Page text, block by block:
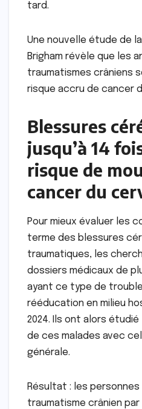
tard.
Une nouvelle étude de la
Brigham révèle que les
traumatismes crâniens
risque accru de cancer
Blessures
jusqu’à 14
risque de
cancer du
Pour mieux évaluer les
terme des blessures
traumatiques, les
dossiers médicaux de
ayant ce type de
rééducation en milieu
2024. Ils ont alors
de ces malades avec
générale.
Résultat : les personnes
traumatisme crânien